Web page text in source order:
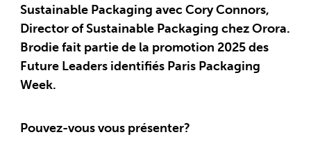
Sustainable Packaging avec Cory Connors,
Director of Sustainable Packaging chez Orora.
Brodie fait partie de la promotion 2025 des
Future Leaders identifiés Paris Packaging
Week.
Pouvez-vous vous présenter?